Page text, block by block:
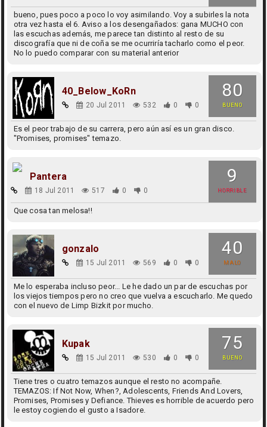
bueno, pues poco a poco lo voy asimilando. Voy a subirles la nota
otra vez hasta el 6. Aviso a los desengañados: gana MUCHO con
las escuchas además, me parece tan distinto al resto de su
discografía que ni de coña se me ocurriría tacharlo como el peor.
No lo puedo comparar con su material anterior
80
BUENO
40_Below_KoRn
20 Jul 2011 532 0 0
Es el peor trabajo de su carrera, pero aún así es un gran disco.
"Promises, promises" temazo.
9
HORRIBLE
Pantera
18 Jul 2011 517 0 0
Que cosa tan melosa!!
40
MALO
gonzalo
15 Jul 2011 569 0 0
Me lo esperaba incluso peor... Le he dado un par de escuchas por
los viejos tiempos pero no creo que vuelva a escucharlo. Me quedo
con el nuevo de Limp Bizkit por mucho.
75
BUENO
Kupak
15 Jul 2011 530 0 0
Tiene tres o cuatro temazos aunque el resto no acompañe.
TEMAZOS: If Not Now, When?, Adolescents, Friends And Lovers,
Promises, Promises y Defiance. Thieves es horrible de acuerdo pero
le estoy cogiendo el gusto a Isadore.